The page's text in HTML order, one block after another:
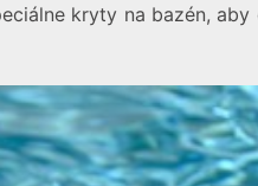
kryty na bazén,